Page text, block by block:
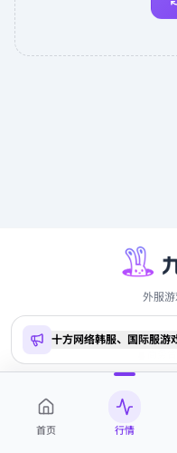
外服
Copyright ©2026
十方网络韩服、国际服游
首页 行情